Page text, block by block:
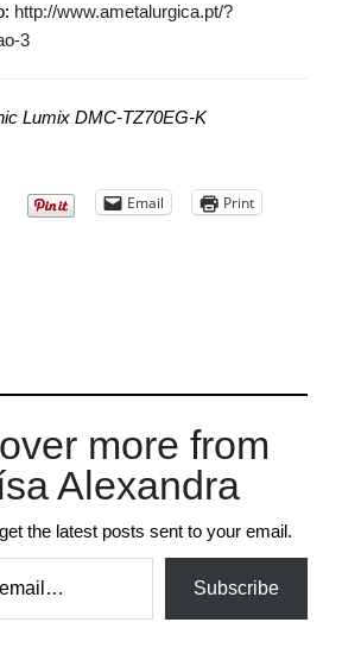
http://www.ametalurgica.pt/?
3
Lumix DMC-TZ70EG-K
Email Print
more from
Alexandra
the latest posts sent to your email.
Subscribe